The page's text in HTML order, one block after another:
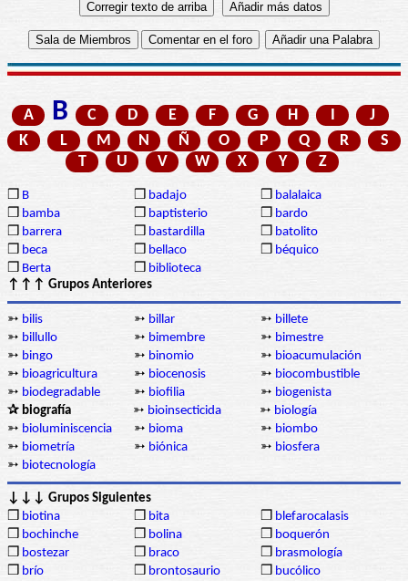
A B C D E F G H I
J
K
L M N Ñ O P Q R
S
T
U V W X Y Z
❒ B ❒ badajo ❒ balalaica
❒ bamba ❒ baptisterio ❒ bardo
❒ barrera ❒ bastardilla ❒ batolito
❒ beca ❒ bellaco ❒ béquico
❒ Berta ❒ biblioteca
↑↑↑ Grupos Anteriores
➳ bilis ➳ billar ➳ billete
➳ billullo ➳ bimembre ➳ bimestre
➳ bingo ➳ binomio ➳ bioacumulación
➳ bioagricultura ➳ biocenosis ➳ biocombustible
➳ biodegradable ➳ biofilia ➳ biogenista
✰ biografía
➳ bioinsecticida ➳ biología
➳ bioluminiscencia ➳ bioma ➳ biombo
➳ biometría ➳ biónica ➳ biosfera
➳ biotecnología
↓↓↓ Grupos Siguientes
❒ biotina ❒ bita ❒ blefarocalasis
❒ bochinche ❒ bolina ❒ boquerón
❒ bostezar ❒ braco ❒ brasmología
❒ brío ❒ brontosaurio ❒ bucólico